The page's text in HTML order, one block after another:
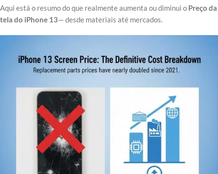
Aqui está o resumo do que realmente aumenta ou diminui o Preço da
tela do iPhone 13— desde materiais até mercados.